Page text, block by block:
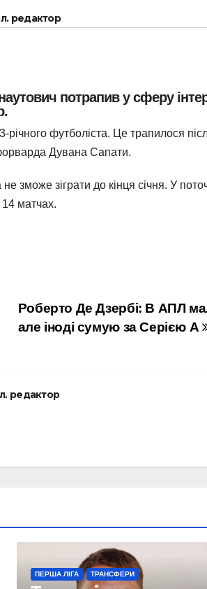
редактор
потрапив у сферу
річного футболіста. Це трапилося
Дувана Сапати.
зможе зіграти до кінця січня. У
14 матчах.
Роберто Де Дзербі: В АПЛ
але іноді сумую за Серією А
редактор
ПЕРША ЛІГА ТРАНСФЕРИ